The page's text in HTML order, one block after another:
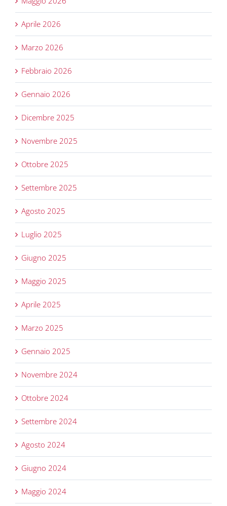
Aprile 2026
Marzo 2026
Febbraio 2026
Gennaio 2026
Dicembre 2025
Novembre 2025
Ottobre 2025
Settembre 2025
Agosto 2025
Luglio 2025
Giugno 2025
Maggio 2025
Aprile 2025
Marzo 2025
Gennaio 2025
Novembre 2024
Ottobre 2024
Settembre 2024
Agosto 2024
Giugno 2024
Maggio 2024